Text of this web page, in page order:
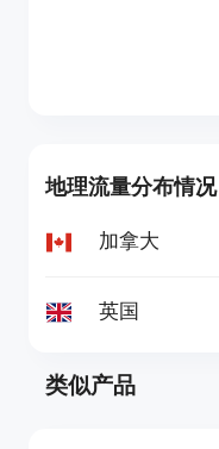
地理流量分布情况
加拿大
英国
类似产品